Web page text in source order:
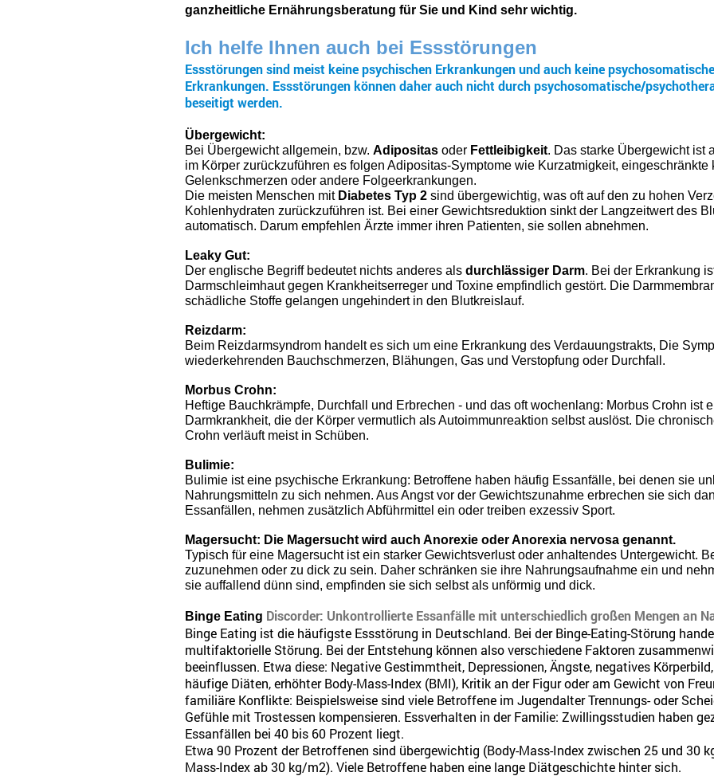
ganzheitliche Ernährungsberatung für Sie und Kind sehr wichtig.
Ich helfe Ihnen auch bei Essstörungen
Essstörungen sind meist keine psychischen Erkrankungen und auch keine
Erkrankungen. Essstörungen können daher auch nicht durch psychosomatische/
beseitigt werden.
Übergewicht:
Bei Übergewicht allgemein, bzw. Adipositas oder Fettleibigkeit. Das starke Übergewicht ist
im Körper zurückzuführen es folgen Adipositas-Symptome wie Kurzatmigkeit, eingeschränkte
Gelenkschmerzen oder andere Folgeerkrankungen.
Die meisten Menschen mit Diabetes Typ 2 sind übergewichtig, was oft auf den zu hohen
Kohlenhydraten zurückzuführen ist. Bei einer Gewichtsreduktion sinkt der Langzeitwert des
automatisch. Darum empfehlen Ärzte immer ihren Patienten, sie sollen abnehmen.
Leaky Gut:
Der englische Begriff bedeutet nichts anderes als durchlässiger Darm. Bei der Erkrankung
Darmschleimhaut gegen Krankheitserreger und Toxine empfindlich gestört. Die
schädliche Stoffe gelangen ungehindert in den Blutkreislauf.
Reizdarm:
Beim Reizdarmsyndrom handelt es sich um eine Erkrankung des Verdauungstrakts, Die
wiederkehrenden Bauchschmerzen, Blähungen, Gas und Verstopfung oder Durchfall.
Morbus Crohn:
Heftige Bauchkrämpfe, Durchfall und Erbrechen - und das oft wochenlang: Morbus Crohn ist
Darmkrankheit, die der Körper vermutlich als Autoimmunreaktion selbst auslöst. Die
Crohn verläuft meist in Schüben.
Bulimie:
Bulimie ist eine psychische Erkrankung: Betroffene haben häufig Essanfälle, bei denen sie
Nahrungsmitteln zu sich nehmen. Aus Angst vor der Gewichtszunahme erbrechen sie sich
Essanfällen, nehmen zusätzlich Abführmittel ein oder treiben exzessiv Sport.
Magersucht: Die Magersucht wird auch Anorexie oder Anorexia nervosa genannt.
Typisch für eine Magersucht ist ein starker Gewichtsverlust oder anhaltendes Untergewicht.
zuzunehmen oder zu dick zu sein. Daher schränken sie ihre Nahrungsaufnahme ein und
sie auffallend dünn sind, empfinden sie sich selbst als unförmig und dick.
Binge Eating Discorder: Unkontrollierte Essanfälle mit unterschiedlich großen Mengen an
Binge Eating ist die häufigste Essstörung in Deutschland. Bei der Binge-Eating-Störung
multifaktorielle Störung. Bei der Entstehung können also verschiedene Faktoren
beeinflussen. Etwa diese: Negative Gestimmtheit, Depressionen, Ängste, negatives
häufige Diäten, erhöhter Body-Mass-Index (BMI), Kritik an der Figur oder am Gewicht von
familiäre Konflikte: Beispielsweise sind viele Betroffene im Jugendalter Trennungs- oder
Gefühle mit Trostessen kompensieren. Essverhalten in der Familie: Zwillingsstudien haben
Essanfällen bei 40 bis 60 Prozent liegt.
Etwa 90 Prozent der Betroffenen sind übergewichtig (Body-Mass-Index zwischen 25 und 30
Mass-Index ab 30 kg/m2). Viele Betroffene haben eine lange Diätgeschichte hinter sich.